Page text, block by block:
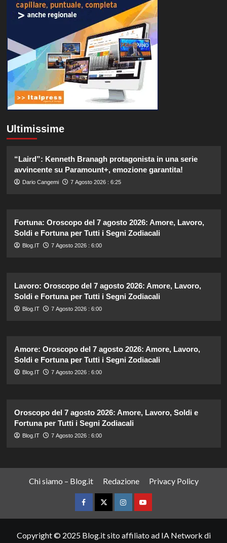
Ultimissime
“Laird”: Kenneth Branagh protagonista in una serie
avvincente su Paramount+, emozione garantita!
Dario Cangemi 7 Agosto 2026 : 6:25
Fortuna: Oroscopo del 7 agosto 2026: Amore, Lavoro,
Soldi e Fortuna per Tutti i Segni Zodiacali
Blog.IT 7 Agosto 2026 : 6:00
Lavoro: Oroscopo del 7 agosto 2026: Amore, Lavoro,
Soldi e Fortuna per Tutti i Segni Zodiacali
Blog.IT 7 Agosto 2026 : 6:00
Amore: Oroscopo del 7 agosto 2026: Amore, Lavoro,
Soldi e Fortuna per Tutti i Segni Zodiacali
Blog.IT 7 Agosto 2026 : 6:00
Oroscopo del 7 agosto 2026: Amore, Lavoro, Soldi e
Fortuna per Tutti i Segni Zodiacali
Blog.IT 7 Agosto 2026 : 6:00
Chi siamo – Blog.it Redazione Privacy Policy
FacebookTwitterInstagramYouTube
Copyright © 2025 Blog.it sito affiliato ad IA Network di